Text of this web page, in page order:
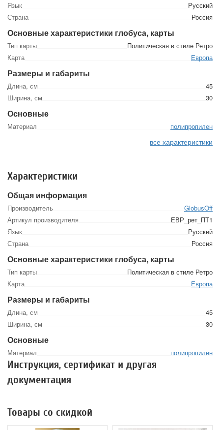
Язык
Русский
Страна
Россия
Основные характеристики глобуса, карты
Тип карты
Политическая в стиле Ретро
Карта
Европа
Размеры и габариты
Длина, см
45
Ширина, см
30
Основные
Материал полипропилен
все характеристики
Характеристики
Общая информация
Производитель
GlobusOff
Артикул производителя
ЕВР_рет_ПТ1
Язык
Русский
Страна
Россия
Основные характеристики глобуса, карты
Тип карты
Политическая в стиле Ретро
Карта
Европа
Размеры и габариты
Длина, см
45
Ширина, см
30
Основные
Материал полипропилен
Инструкция, сертификат и другая
документация
Товары со скидкой